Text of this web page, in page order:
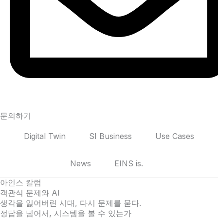
문의하기
Digital Twin SI Business Use Cases
News
EINS is.
아인스 칼럼
객관식 문제와 AI
생각을 잃어버린 시대, 다시 문제를 묻다.
정답을 넘어서, 시스템을 볼 수 있는가